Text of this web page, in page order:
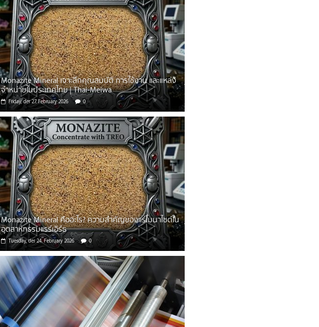
Monazite Mineral เจาะลึกคุณสมบัติ การใช้งาน และแหล่ง
จำหน่ายในประเทศไทย | Thai-Meiwa
Friday, der 27. February 2026 0
Monazite Mineral คืออะไร? ความสำคัญของแร่โมนาไซต์ใน
อุตสาหกรรมแรร์เอิร์ธ
Tuesday, der 24. February 2026 0